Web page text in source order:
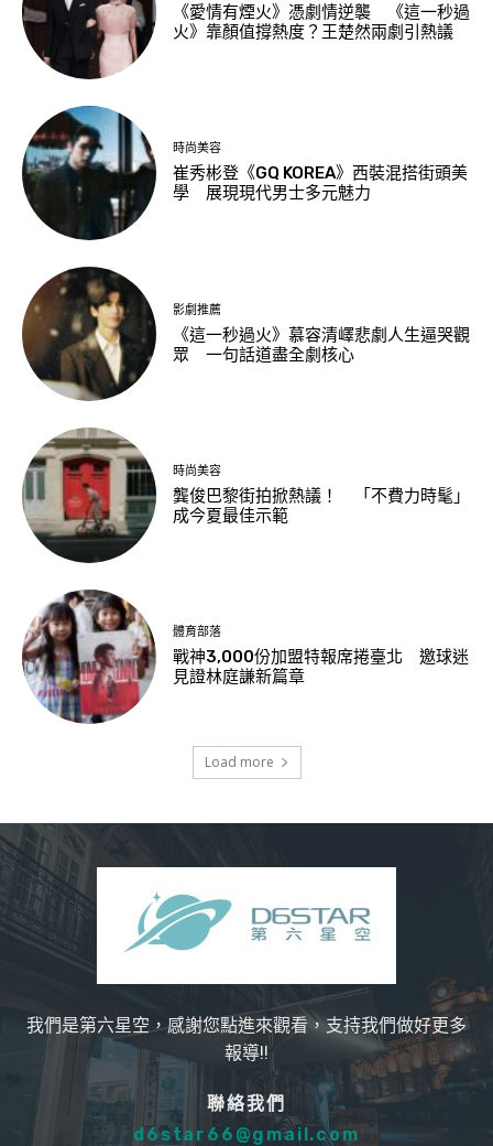
《愛情有煙火》憑劇情逆襲 《這一秒過
火》靠顏值撐熱度？王楚然兩劇引熱議
時尚美容
崔秀彬登《GQ KOREA》西裝混搭街頭美
學 展現現代男士多元魅力
影劇推薦
《這一秒過火》慕容清嶧悲劇人生逼哭觀
眾 一句話道盡全劇核心
時尚美容
龔俊巴黎街拍掀熱議！ 「不費力時髦」
成今夏最佳示範
體育部落
戰神3,000份加盟特報席捲臺北 邀球迷
見證林庭謙新篇章
Load more
我們是第六星空，感謝您點進來觀看，支持我們做好更多
報導!!
聯絡我們
d6star66@gmail.com